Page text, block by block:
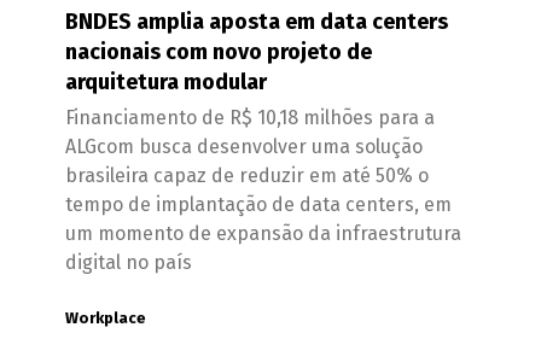
BNDES amplia aposta em data centers
nacionais com novo projeto de
arquitetura modular
Financiamento de R$ 10,18 milhões para a
ALGcom busca desenvolver uma solução
brasileira capaz de reduzir em até 50% o
tempo de implantação de data centers, em
um momento de expansão da infraestrutura
digital no país
Workplace